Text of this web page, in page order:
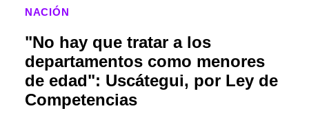
NACIÓN
"No hay que tratar a los
departamentos como menores
de edad": Uscátegui, por Ley de
Competencias